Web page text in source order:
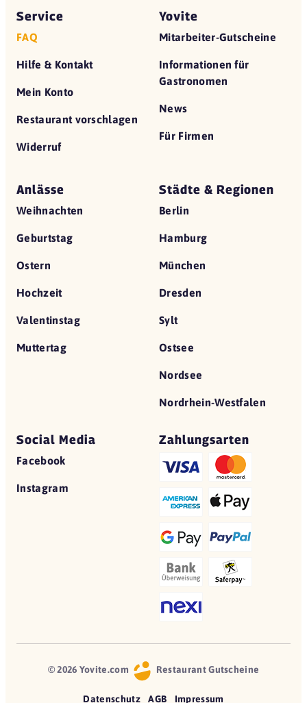
Service
FAQ
Hilfe & Kontakt
Mein Konto
Restaurant vorschlagen
Widerruf
Yovite
Mitarbeiter-Gutscheine
Informationen für
Gastronomen
News
Für Firmen
Anlässe
Weihnachten
Geburtstag
Ostern
Hochzeit
Valentinstag
Muttertag
Städte & Regionen
Berlin
Hamburg
München
Dresden
Sylt
Ostsee
Nordsee
Nordrhein-Westfalen
Social Media
Facebook
Instagram
Zahlungsarten
© 2026 Yovite.com Restaurant Gutscheine
Datenschutz AGB Impressum